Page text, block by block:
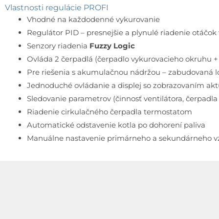
Vlastnosti regulácie PROFI
Vhodné na každodenné vykurovanie
Regulátor PID – presnejšie a plynulé riadenie
Senzory riadenia Fuzzy Logic
Ovláda 2 čerpadlá (čerpadlo vykurovacieho okruhu
Pre riešenia s akumulačnou nádržou –
Jednoduché ovládanie a displej so zobrazovaním
Sledovanie parametrov (činnosť ventilátora,
Riadenie cirkulačného čerpadla termostatom
Automatické odstavenie kotla po dohorení paliva
Manuálne nastavenie primárneho a sekundárneho